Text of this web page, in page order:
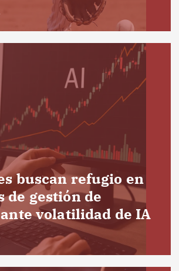
buscan refugio en
de gestión de
volatilidad de IA